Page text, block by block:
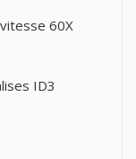
60X
ID3